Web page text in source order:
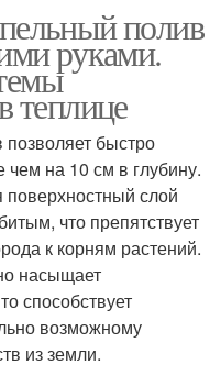
полив
руками.
теплице
быстро
чем на 10 см в глубину.
поверхностный слой
что препятствует
к корням растений.
насыщает
способствует
возможному
из земли.